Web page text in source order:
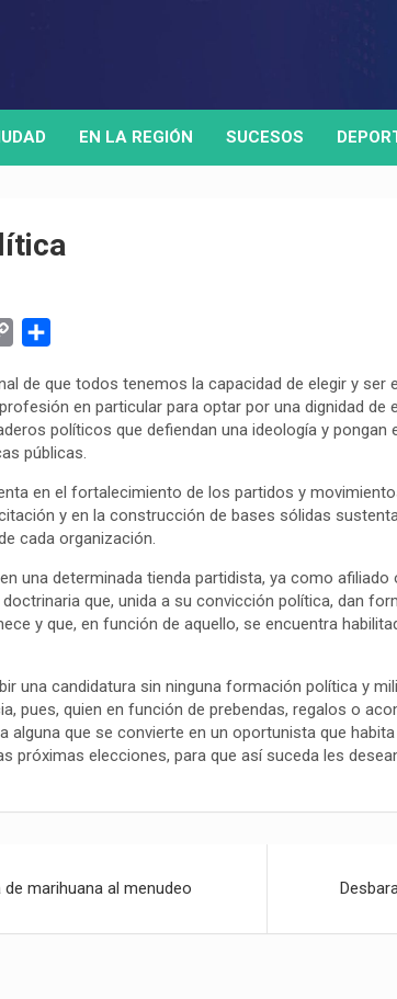
EN LA REGIÓN SUCESOS
p
y
L
n
k
m
p
a
i
de que todos tenemos la capacidad de elegir y ser
en particular para optar por una dignidad de
políticos que defiendan una ideología y
públicas.
en el fortalecimiento de los partidos y
y en la construcción de bases sólidas
cada organización.
una determinada tienda partidista, ya como
que, unida a su convicción política, dan
y que, en función de aquello, se encuentra
una candidatura sin ninguna formación política y
pues, quien en función de prebendas, regalos o
alguna que se convierte en un oportunista que
próximas elecciones, para que así suceda les
marihuana al menudeo